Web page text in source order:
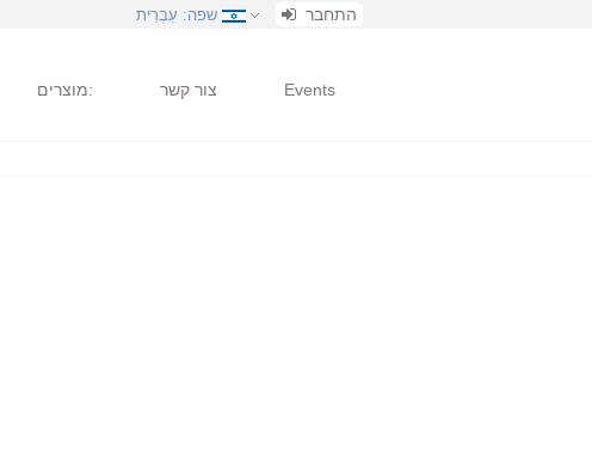
שפה: עִבְרִית התחבר
מוצרים: צור קשר Events